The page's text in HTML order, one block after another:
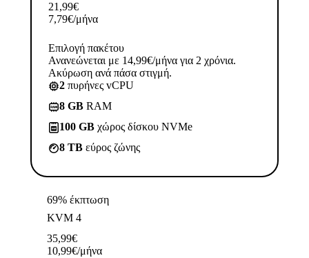
21,99€
7,79€/μήνα
Επιλογή πακέτου
Ανανεώνεται με 14,99€/μήνα για 2 χρόνια.
Ακύρωση ανά πάσα στιγμή.
2 πυρήνες vCPU
8 GB RAM
100 GB χώρος δίσκου NVMe
8 TB εύρος ζώνης
69% έκπτωση
KVM 4
35,99€
10,99€/μήνα